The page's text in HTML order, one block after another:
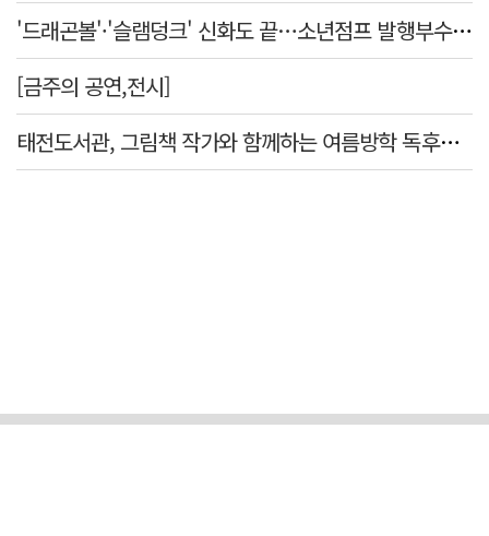
'드래곤볼'·'슬램덩크' 신화도 끝…소년점프 발행부수 100만부 붕괴
[금주의 공연,전시]
태전도서관, 그림책 작가와 함께하는 여름방학 독후체험 운영